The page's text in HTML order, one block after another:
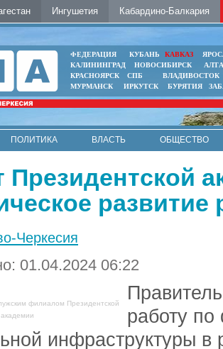
Ингушетия Кабардино-Балкария
ФЕДЕРАЦИЯ КУБАНЬ КАВКАЗ
КАЛИНИНГРАД
НОВОСИБИРСК
КРАСНОЯРСК
СПБ
ВЛАДИВОСТОК
МУРМАНСК
ИРКУТСК БУРЯТИЯ
ПОЛИТИКА ВЛАСТЬ
ОБЩЕСТВО
Президентской
развитие
Черкесия
01.04.2024 06:22
филиалом Президентской
академии
работу
инфраструктуры в